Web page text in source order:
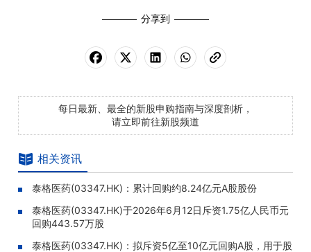
分享到
每日最新、最全的新股申购指南与深度剖析，
请立即前往新股频道
相关资讯
泰格医药(03347.HK)：累计回购约8.24亿元A股股份
泰格医药(03347.HK)于2026年6月12日斥资1.75亿人民币元
回购443.57万股
泰格医药(03347.HK)：拟斥资5亿至10亿元回购A股，用于股